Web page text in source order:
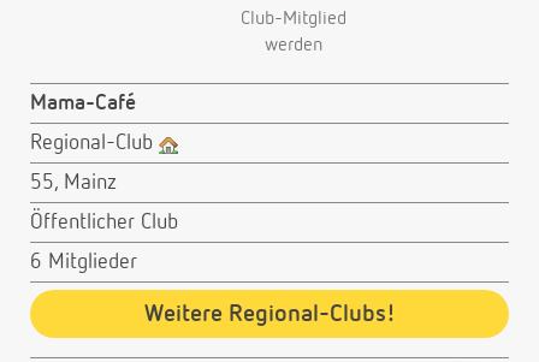
Club-Mitglied
werden
Mama-Café
Regional-Club
55, Mainz
Öffentlicher Club
6 Mitglieder
Weitere Regional-Clubs!